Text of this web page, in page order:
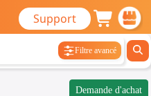
Support
Filtre avancé
Demande d'achat